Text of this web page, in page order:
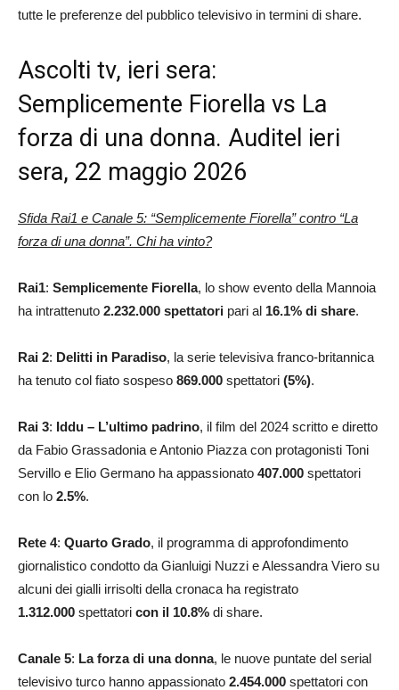
tutte le preferenze del pubblico televisivo in termini di share.
Ascolti tv, ieri sera:
Semplicemente Fiorella vs La
forza di una donna. Auditel ieri
sera, 22 maggio 2026
Sfida Rai1 e Canale 5: “Semplicemente Fiorella” contro “La
forza di una donna”. Chi ha vinto?
Rai1: Semplicemente Fiorella, lo show evento della Mannoia
ha intrattenuto 2.232.000 spettatori pari al 16.1% di share.
Rai 2: Delitti in Paradiso, la serie televisiva franco-britannica
ha tenuto col fiato sospeso 869.000 spettatori (5%).
Rai 3: Iddu – L’ultimo padrino, il film del 2024 scritto e diretto
da Fabio Grassadonia e Antonio Piazza con protagonisti Toni
Servillo e Elio Germano ha appassionato 407.000 spettatori
con lo 2.5%.
Rete 4: Quarto Grado, il programma di approfondimento
giornalistico condotto da Gianluigi Nuzzi e Alessandra Viero su
alcuni dei gialli irrisolti della cronaca ha registrato
1.312.000 spettatori con il 10.8% di share.
Canale 5: La forza di una donna, le nuove puntate del serial
televisivo turco hanno appassionato 2.454.000 spettatori con